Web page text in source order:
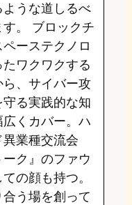
ような道しるべ
す。 ブロックチ
ペーステクノロ
ワクワクする
ら、サイバー攻
る実践的な知
くカバー。ハ
異業種交流会
ーク』のファウ
の顔も持つ。
う場を創って